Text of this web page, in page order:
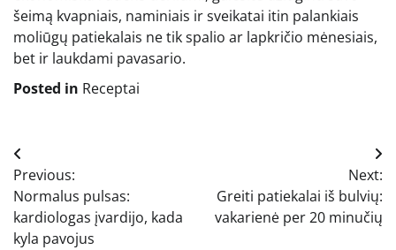
šeimą kvapniais, naminiais ir sveikatai itin palankiais
moliūgų patiekalais ne tik spalio ar lapkričio mėnesiais,
bet ir laukdami pavasario.
Posted in Receptai
Navigacija
tarp
įrašų
Previous:
Normalus pulsas:
kardiologas įvardijo, kada
kyla pavojus
Next:
Greiti patiekalai iš bulvių:
vakarienė per 20 minučių